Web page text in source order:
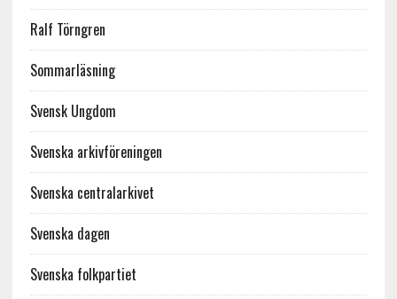
Ralf Törngren
Sommarläsning
Svensk Ungdom
Svenska arkivföreningen
Svenska centralarkivet
Svenska dagen
Svenska folkpartiet